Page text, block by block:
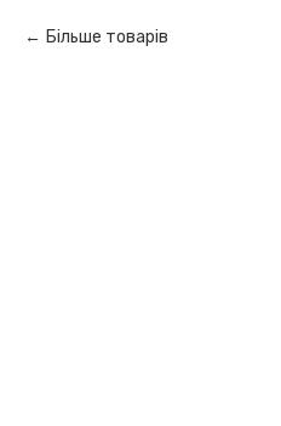
Більше товарів